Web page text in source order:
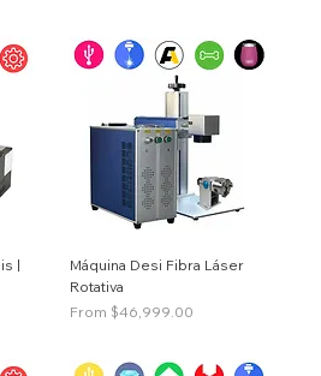
|
Máquina Desi Fibra Láser
Rotativa
Price
From $46,999.00